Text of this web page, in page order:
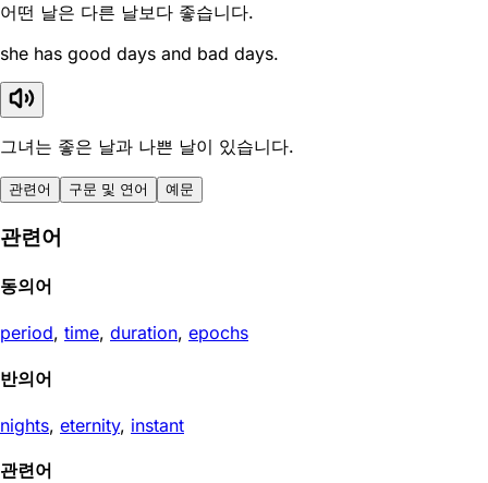
어떤 날은 다른 날보다 좋습니다.
she has good days and bad days.
그녀는 좋은 날과 나쁜 날이 있습니다.
관련어 구문 및 연어 예문
관련어
동의어
period, time, duration, epochs
반의어
nights, eternity, instant
관련어